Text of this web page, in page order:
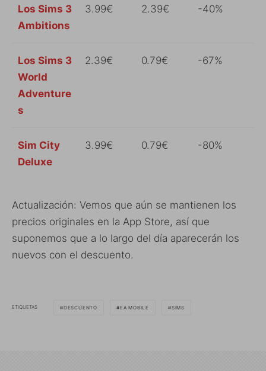
Los Sims 3
Ambitions
3.99€ 2.39€ -40%
Los Sims 3
World
Adventure
s
2.39€ 0.79€ -67%
Sim City
Deluxe
3.99€ 0.79€ -80%
Actualización: Vemos que aún se mantienen los
precios originales en la App Store, así que
suponemos que a lo largo del día aparecerán los
nuevos con el descuento.
ETIQUETAS DESCUENTO EA MOBILE SIMS